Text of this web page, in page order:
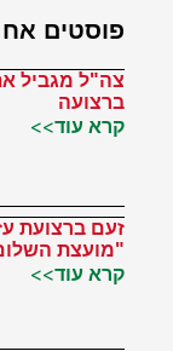
פוסטים
צה"ל מגביל
ברצועה
קרא עוד>>
זעם ברצועת
"מועצת
קרא עוד>>